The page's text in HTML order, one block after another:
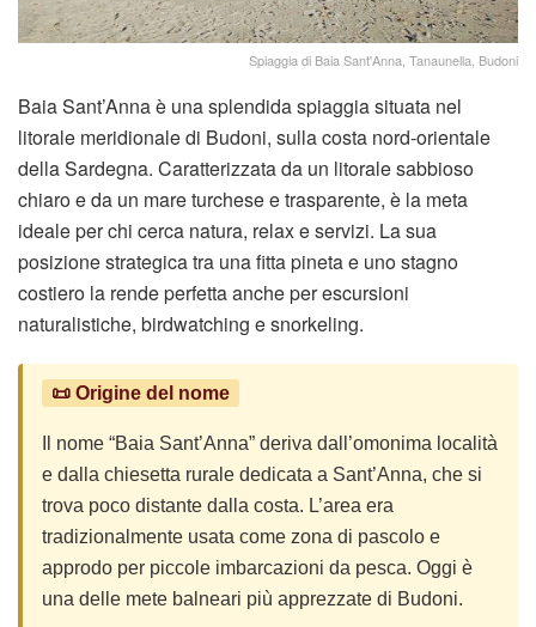
Spiaggia di Baia Sant'Anna, Tanaunella, Budoni
Baia Sant’Anna è una splendida spiaggia situata nel
litorale meridionale di Budoni, sulla costa nord-orientale
della Sardegna. Caratterizzata da un litorale sabbioso
chiaro e da un mare turchese e trasparente, è la meta
ideale per chi cerca natura, relax e servizi. La sua
posizione strategica tra una fitta pineta e uno stagno
costiero la rende perfetta anche per escursioni
naturalistiche, birdwatching e snorkeling.
📜 Origine del nome
Il nome “Baia Sant’Anna” deriva dall’omonima località
e dalla chiesetta rurale dedicata a Sant’Anna, che si
trova poco distante dalla costa. L’area era
tradizionalmente usata come zona di pascolo e
approdo per piccole imbarcazioni da pesca. Oggi è
una delle mete balneari più apprezzate di Budoni.